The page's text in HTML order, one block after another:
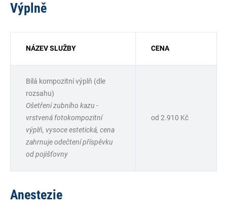
Výplně
NÁZEV SLUŽBY CENA
Bílá kompozitní výplň (dle
rozsahu)
Ošetření zubního kazu -
vrstvená fotokompozitní
výplň, vysoce estetická, cena
zahrnuje odečtení příspěvku
od pojišťovny
od 2.910 Kč
Anestezie